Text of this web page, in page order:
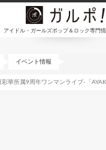
アイドル・ガールズポップ＆ロック専門
イベント情報
華所属9周年ワンマンライブ-「